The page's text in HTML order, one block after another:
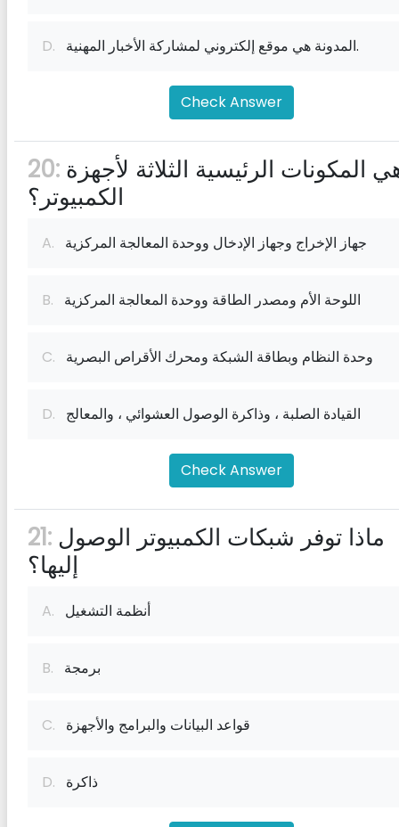
D. المدونة هي موقع إلكتروني لمشاركة الأخبار المهنية.
Check Answer
20:
الكمبيوتر؟
A. جهاز الإخراج وجهاز الإدخال ووحدة المعالجة المركزية
B. اللوحة الأم ومصدر الطاقة ووحدة المعالجة المركزية
C. وحدة النظام وبطاقة الشبكة ومحرك الأقراص البصرية
D. القيادة الصلبة ، وذاكرة الوصول العشوائي ، والمعالج
Check Answer
21:
إليها؟
A. أنظمة التشغيل
B. برمجة
C. قواعد البيانات والبرامج والأجهزة
D. ذاكرة